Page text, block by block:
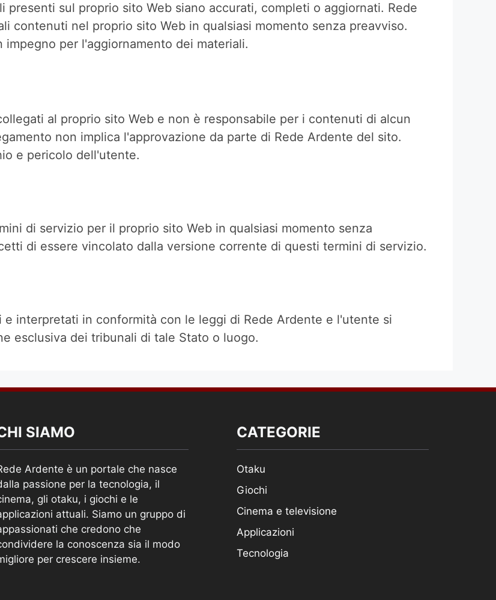
presenti sul proprio sito Web siano accurati, completi o aggiornati. Rede
contenuti nel proprio sito Web in qualsiasi momento senza preavviso.
per l'aggiornamento dei materiali.
al proprio sito Web e non è responsabile per i contenuti di alcun
non implica l'approvazione da parte di Rede Ardente del sito.
e pericolo dell'utente.
di servizio per il proprio sito Web in qualsiasi momento senza
di essere vincolato dalla versione corrente di questi termini di servizio.
interpretati in conformità con le leggi di Rede Ardente e l'utente si
esclusiva dei tribunali di tale Stato o luogo.
SIAMO
Ardente è un portale che nasce
passione per la tecnologia, il
gli otaku, i giochi e le
attuali. Siamo un gruppo di
che credono che
la conoscenza sia il modo
per crescere insieme.
CATEGORIE
Otaku
Giochi
Cinema e televisione
Applicazioni
Tecnologia